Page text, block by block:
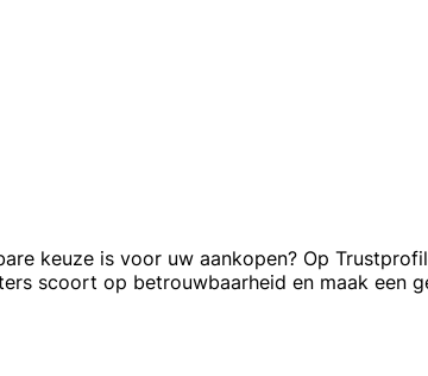
keuze is voor uw aankopen? Op
scoort op betrouwbaarheid en maak een